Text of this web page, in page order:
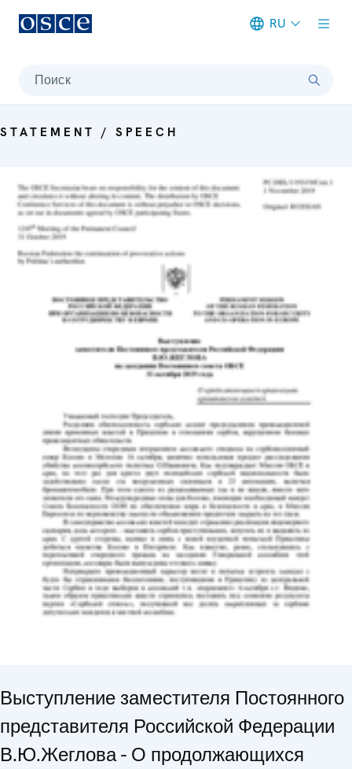
RU
Поиск
STATEMENT / SPEECH
Выступление заместителя Постоянного
представителя Российской Федерации
В.Ю.Жеглова - О продолжающихся